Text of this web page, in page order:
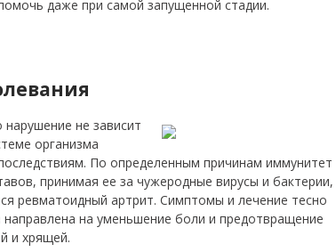
даже при самой запущенной стадии.
не зависит
организма
По определенным причинам иммунитет
принимая ее за чужеродные вирусы и бактерии,
ревматоидный артрит. Симптомы и лечение тесно
направлена на уменьшение боли и предотвращение
и хрящей.